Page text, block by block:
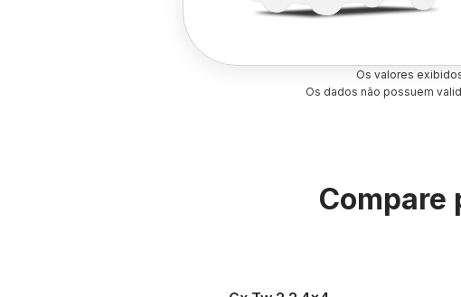
Os valores
Os dados não possuem
Compare